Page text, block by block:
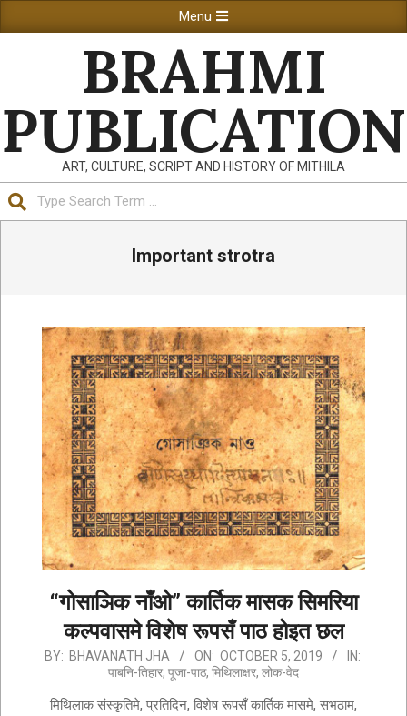
to
Navigation
Menu
BRAHMI
PUBLICATION
ART, CULTURE, SCRIPT AND HISTORY OF MITHILA
Important strotra
“गोसाञिक नाँओ” कार्तिक मासक सिमरिया
कल्पवासमे विशेष रूपसँ पाठ होइत छल
2019-
05
BY: BHAVANATH JHA ON: OCTOBER 5, 2019
IN:
पाबनि-तिहार, पूजा-पाठ, मिथिलाक्षर, लोक-वेद
मिथिलाक संस्कृतिमे, प्रतिदिन, विशेष रूपसँ कार्तिक मासमे, सभठाम,